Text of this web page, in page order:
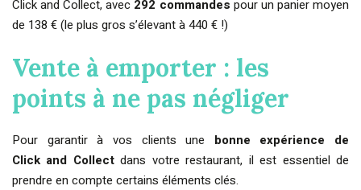
Click and Collect, avec 292 commandes pour un panier moyen
de 138 € (le plus gros s’élevant à 440 € !)
Vente à emporter : les
points à ne pas négliger
Pour garantir à vos clients une bonne expérience de
Click and Collectdans votre restaurant, il est essentiel de
prendre en compte certains éléments clés.